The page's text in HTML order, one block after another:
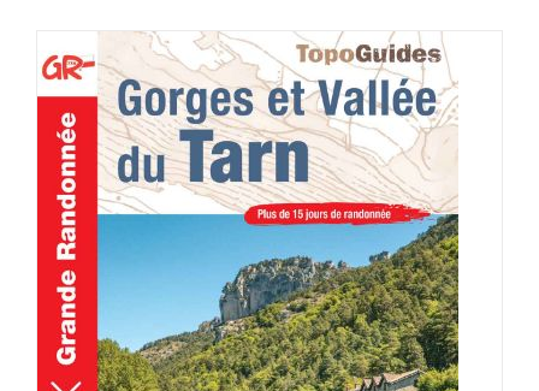
AJOUTER AU PANIER / DÉTAILS